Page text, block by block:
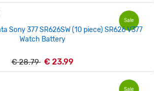
Sale
Sony 377 SR626SW (10 piece) SR626 V377
Watch Battery
€ 28.79 € 23.99
Sale